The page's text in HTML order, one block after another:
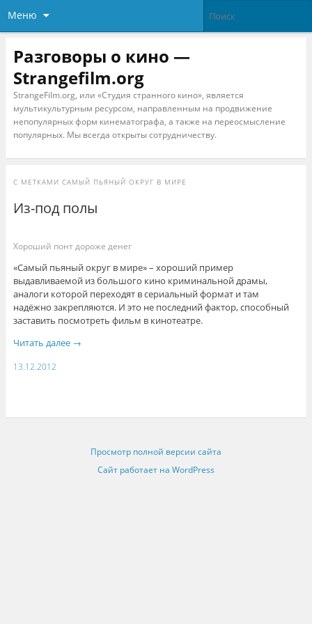
Меню
Разговоры о кино —
Strangefilm.org
StrangeFilm.org, или «Студия странного кино», является
мультикультурным ресурсом, направленным на продвижение
непопулярных форм кинематографа, а также на переосмысление
популярных. Мы всегда открыты сотрудничеству.
С МЕТКАМИ САМЫЙ ПЬЯНЫЙ ОКРУГ В МИРЕ
Из-под полы
Хороший понт дороже денег
«Самый пьяный округ в мире» – хороший пример
выдавливаемой из большого кино криминальной драмы,
аналоги которой переходят в сериальный формат и там
надёжно закрепляются. И это не последний фактор, способный
заставить посмотреть фильм в кинотеатре.
Читать далее →
13.12.2012
Просмотр полной версии сайта
Сайт работает на WordPress